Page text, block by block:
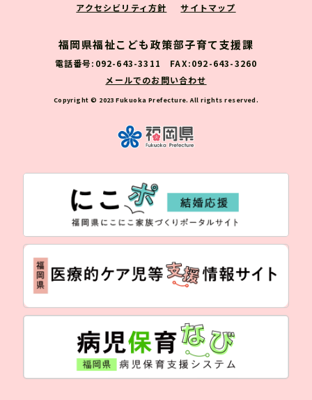
アクセシビリティ方針
サイトマップ
福岡県福祉こども政策部子育て支援課
電話番号:092-643-3311 FAX:092-643-3260
メールでのお問い合わせ
Copyright © 2023 Fukuoka Prefecture. All rights reserved.